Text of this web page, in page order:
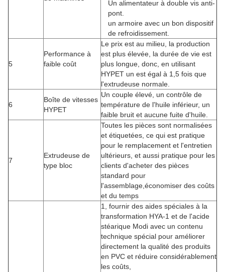
Un alimentateur à double vis anti-
pont.
un armoire avec un bon dispositif
de refroidissement.
5
Performance à
faible coût
Le prix est au milieu, la production
est plus élevée, la durée de vie est
plus longue, donc, en utilisant
HYPET un est égal à 1,5 fois que
l'extrudeuse normale.
6
Boîte de vitesses
HYPET
Un couple élevé, un contrôle de
température de l'huile inférieur, un
faible bruit et aucune fuite d'huile.
7
Extrudeuse de
type bloc
Toutes les pièces sont normalisées
et étiquetées, ce qui est pratique
pour le remplacement et l'entretien
ultérieurs, et aussi pratique pour les
clients d'acheter des pièces
standard pour
l'assemblage,économiser des coûts
et du temps
1, fournir des aides spéciales à la
transformation HYA-1 et de l'acide
stéarique Modi avec un contenu
technique spécial pour améliorer
directement la qualité des produits
en PVC et réduire considérablement
les coûts,